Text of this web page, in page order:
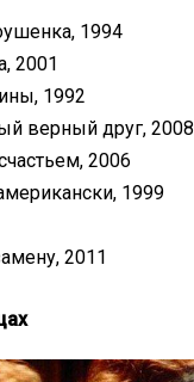
1994
2001
1992
верный друг, 2008
2006
1999
2011